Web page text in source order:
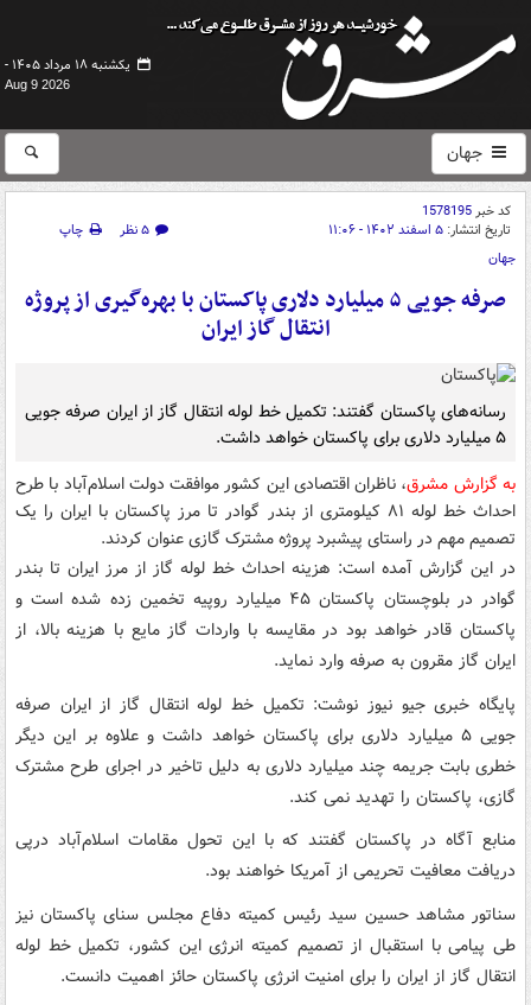
یکشنبه ۱۸ مرداد ۱۴۰۵ -
Aug 9 2026
جهان
کد خبر1578195
تاریخ انتشار: ۵ اسفند ۱۴۰۲ - ۱۱:۰۶ ۵ نظر
چاپ
جهان
صرفه جویی ۵ میلیارد دلاری پاکستان با بهره‌گیری از پروژه
انتقال گاز ایران
رسانه‌های پاکستان گفتند: تکمیل خط لوله انتقال گاز از ایران صرفه جویی
۵ میلیارد دلاری برای پاکستان خواهد داشت.
به گزارش مشرق، ناظران اقتصادی این کشور موافقت دولت اسلام‌آباد با طرح
احداث خط لوله ۸۱ کیلومتری از بندر گوادر تا مرز پاکستان با ایران را یک
تصمیم مهم در راستای پیشبرد پروژه مشترک گازی عنوان کردند.
در این‌ گزارش آمده است: هزینه احداث خط لوله گاز از مرز ایران تا بندر
گوادر در بلوچستان پاکستان ۴۵ میلیارد روپیه تخمین زده شده است و
پاکستان قادر خواهد بود در مقایسه با واردات گاز مایع با هزینه بالا، از
ایران گاز مقرون به صرفه وارد نماید.
پایگاه خبری جیو نیوز نوشت: تکمیل خط لوله انتقال گاز از ایران صرفه
جویی ۵ میلیارد دلاری برای پاکستان خواهد داشت و علاوه بر این دیگر
خطری بابت جریمه چند میلیارد دلاری به دلیل تاخیر در اجرای طرح مشترک
گازی، پاکستان را تهدید نمی کند.
منابع آگاه در پاکستان گفتند که با این تحول مقامات اسلام‌آباد درپی
دریافت معافیت تحریمی از آمریکا خواهند بود.
سناتور مشاهد حسین سید رئیس کمیته دفاع مجلس سنای پاکستان نیز
طی پیامی با استقبال از تصمیم کمیته انرژی این کشور، تکمیل خط لوله
انتقال گاز از ایران را برای امنیت انرژی پاکستان حائز اهمیت دانست.‌